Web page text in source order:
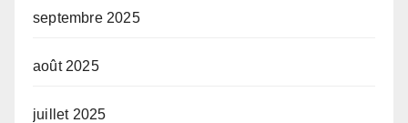
septembre 2025
août 2025
juillet 2025